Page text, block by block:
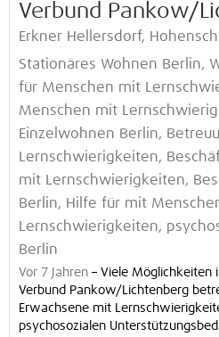
Verbund Pankow/
Erkner Hellersdorf,
Stationäres Wohnen Berlin,
für Menschen mit
Menschen mit
Einzelwohnen Berlin,
Lernschwierigkeiten,
mit Lernschwierigkeiten,
Berlin, Hilfe für mit
Lernschwierigkeiten,
Berlin
Vor 7 Jahren – Viele Möglichkeiten
Verbund Pankow/Lichtenberg
Erwachsene mit
psychosozialen